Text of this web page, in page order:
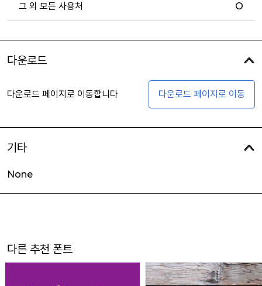
그 외 모든 사용처 O
다운로드
다운로드 페이지로 이동합니다 다운로드 페이지로 이동
기타
None
다른 추천 폰트